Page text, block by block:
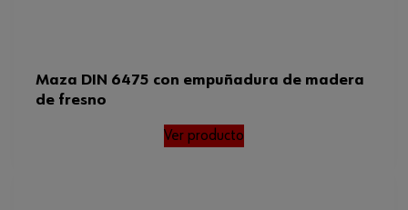
Maza DIN 6475 con empuñadura de madera
de fresno
Ver producto